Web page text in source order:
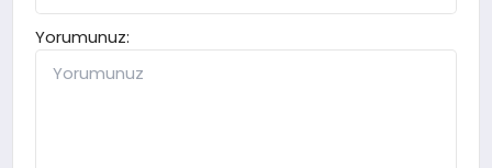
Yorumunuz: